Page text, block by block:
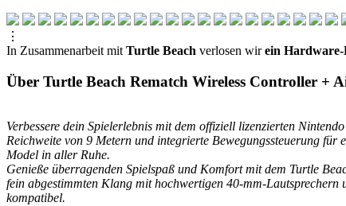
⋮
In Zusammenarbeit mit Turtle Beach verlosen wirein Hardware-
Über Turtle Beach Rematch Wireless Controller +
Verbessere dein Spielerlebnis mit dem offiziell lizenzierten
Reichweite von 9 Metern und integrierte Bewegungssteuerung
Model in aller Ruhe.
Genieße überragenden Spielspaß und Komfort mit dem Turtle
fein abgestimmten Klang mit hochwertigen 40-mm-
kompatibel.